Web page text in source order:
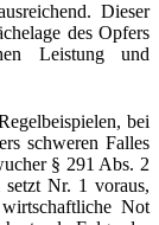
Dieser
des Opfers
Leistung und
bei
schweren Falles
§ 291 Abs. 2
Nr. 1 voraus,
Not